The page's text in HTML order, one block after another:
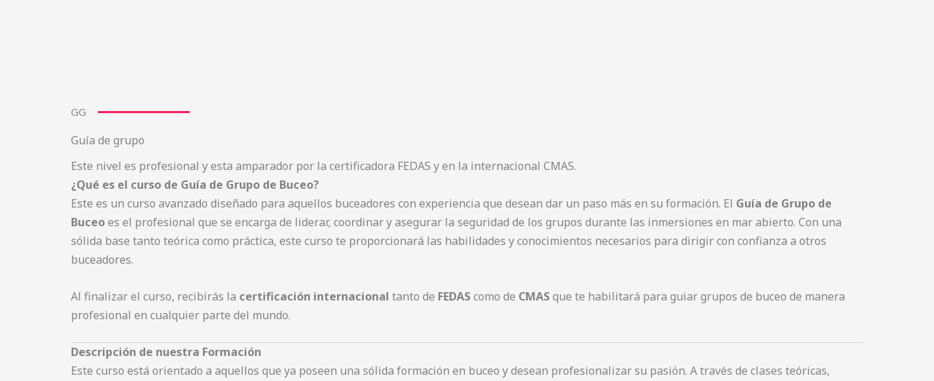
GG
Guía de grupo
Este nivel es profesional y esta amparador por la certificadora FEDAS y en la internacional CMAS.
¿Qué es el curso de Guía de Grupo de Buceo?
Este es un curso avanzado diseñado para aquellos buceadores con experiencia que desean dar un paso más en su formación. El Guía de Grupo de
Buceoes el profesional que se encarga de liderar, coordinar y asegurar la seguridad de los grupos durante las inmersiones en mar abierto. Con una
sólida base tanto teórica como práctica, este curso te proporcionará las habilidades y conocimientos necesarios para dirigir con confianza a otros
buceadores.
Al finalizar el curso, recibirás la certificación internacional tanto de FEDAScomo de CMASque te habilitará para guiar grupos de buceo de manera
profesional en cualquier parte del mundo.
Descripción de nuestra Formación
Este curso está orientado a aquellos que ya poseen una sólida formación en buceo y desean profesionalizar su pasión. A través de clases teóricas,